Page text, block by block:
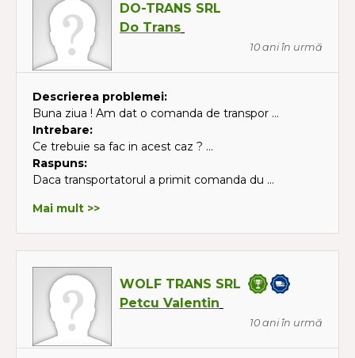
DO-TRANS SRL
Do Trans
10 ani în urmă
Descrierea problemei:
Buna ziua ! Am dat o comanda de transpor ...
Intrebare:
Ce trebuie sa fac in acest caz ? ...
Raspuns:
Daca transportatorul a primit comanda du ...
Mai mult >>
WOLF TRANS SRL
Petcu Valentin
10 ani în urmă